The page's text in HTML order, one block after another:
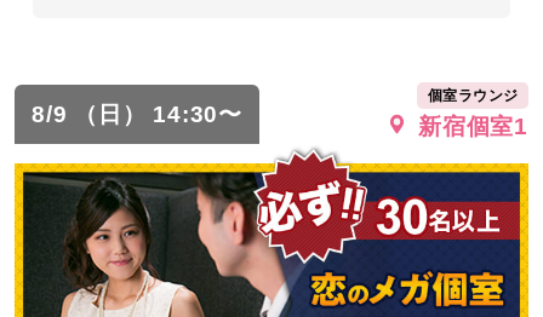
8/9 （日） 14:30〜
個室ラウンジ
新宿個室1